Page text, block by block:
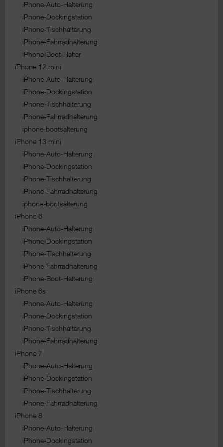
iPhone-Auto-Halterung
iPhone-Dockingstation
iPhone-Tischhalterung
iPhone-Fahrradhalterung
iPhone-Boot-Halter
iPhone 12 mini
iPhone-Auto-Halterung
iPhone-Dockingstation
iPhone-Tischhalterung
iPhone-Fahrradhalterung
iphone-bootsalterung
iPhone 13 mini
iPhone-Auto-Halterung
iPhone-Dockingstation
iPhone-Tischhalterung
iPhone-Fahrradhalterung
iphone-bootsalterung
iPhone 6
iPhone-Auto-Halterung
iPhone-Dockingstation
iPhone-Tischhalterung
iPhone-Fahrradhalterung
iPhone-Boot-Halterung
iPhone 6s
iPhone-Auto-Halterung
iPhone-Dockingstation
iPhone-Tischhalterung
iPhone-Fahrradhalterung
iPhone 7
iPhone-Auto-Halterung
iPhone-Dockingstation
iPhone-Tischhalterung
iPhone-Fahrradhalterung
iPhone 8
iPhone-Auto-Halterung
iPhone-Dockingstation